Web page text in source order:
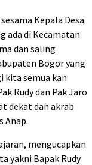
Kepala Desa
ada di Kecamatan
dan saling
Bogor yang
kita semua kan
Rudy dan Pak Jaro
dekat dan akrab
Anap.
mengucapkan
yakni Bapak Rudy